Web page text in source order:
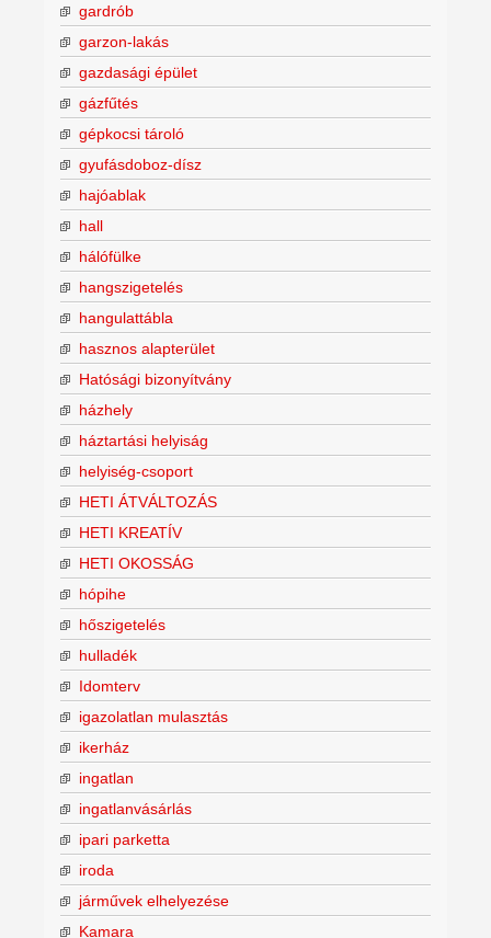
gardrób
garzon-lakás
gazdasági épület
gázfűtés
gépkocsi tároló
gyufásdoboz-dísz
hajóablak
hall
hálófülke
hangszigetelés
hangulattábla
hasznos alapterület
Hatósági bizonyítvány
házhely
háztartási helyiság
helyiség-csoport
HETI ÁTVÁLTOZÁS
HETI KREATÍV
HETI OKOSSÁG
hópihe
hőszigetelés
hulladék
Idomterv
igazolatlan mulasztás
ikerház
ingatlan
ingatlanvásárlás
ipari parketta
iroda
járművek elhelyezése
Kamara